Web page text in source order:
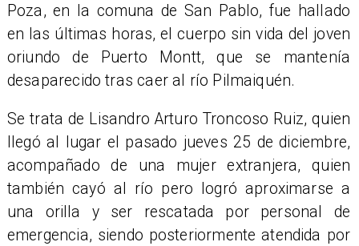
Poza, en la comuna de San Pablo, fue hallado
en las últimas horas, el cuerpo sin vida del joven
oriundo de Puerto Montt, que se mantenía
desaparecido tras caer al río Pilmaiquén.
​Se trata de Lisandro Arturo Troncoso Ruiz, quien
llegó al lugar el pasado jueves 25 de diciembre,
acompañado de una mujer extranjera, quien
también cayó al río pero logró aproximarse a
una orilla y ser rescatada por personal de
emergencia, siendo posteriormente atendida por